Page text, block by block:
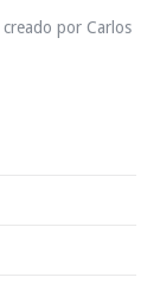
creado por Carlos